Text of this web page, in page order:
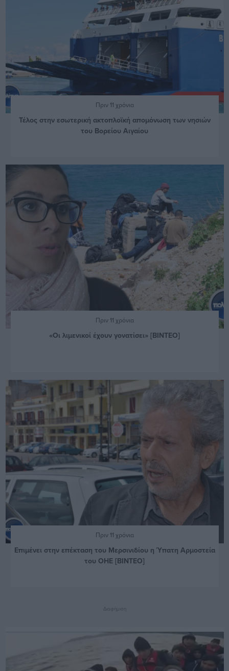
Πριν 11 χρόνια
Τέλος στην εσωτερική ακτοπλοϊκή απομόνωση των νησιών
του Βορείου Αιγαίου
Πριν 11 χρόνια
«Οι λιμενικοί έχουν γονατίσει» [ΒΙΝΤΕΟ]
Πριν 11 χρόνια
Επιμένει στην επέκταση του Μερσινιδίου η Ύπατη Αρμοστεία
του ΟΗΕ [ΒΙΝΤΕΟ]
Διαφήμιση